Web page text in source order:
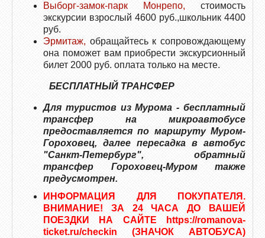
Выборг-замок-парк Монрепо, стоимость
экскурсии взрослый 4600 руб.,школьник 4400
руб.
Эрмитаж, обращайтесь к сопровождающему
она поможет вам приобрести экскурсионный
билет 2000 руб. оплата только на месте.
БЕСПЛАТНЫЙ ТРАНСФЕР
Для туристов из Мурома - бесплатный
трансфер на микроавтобусе
предоставляется по маршруту Муром-
Гороховец, далее пересадка в автобус
"Санкт-Петербург", обратный
трансфер Гороховец-Муром также
предусмотрен.
ИНФОРМАЦИЯ ДЛЯ ПОКУПАТЕЛЯ.
ВНИМАНИЕ! ЗА 24 ЧАСА ДО ВАШЕЙ
ПОЕЗДКИ НА САЙТЕ https://romanova-
ticket.ru/checkin (ЗНАЧОК АВТОБУСА)